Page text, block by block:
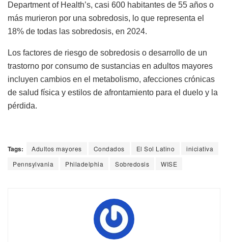
Department of Health’s, casi 600 habitantes de 55 años o
más murieron por una sobredosis, lo que representa el
18% de todas las sobredosis, en 2024.
Los factores de riesgo de sobredosis o desarrollo de un
trastorno por consumo de sustancias en adultos mayores
incluyen cambios en el metabolismo, afecciones crónicas
de salud física y estilos de afrontamiento para el duelo y la
pérdida.
Tags: Adultos mayores Condados El Sol Latino
iniciativa
Pennsylvania
Philadelphia Sobredosis WISE